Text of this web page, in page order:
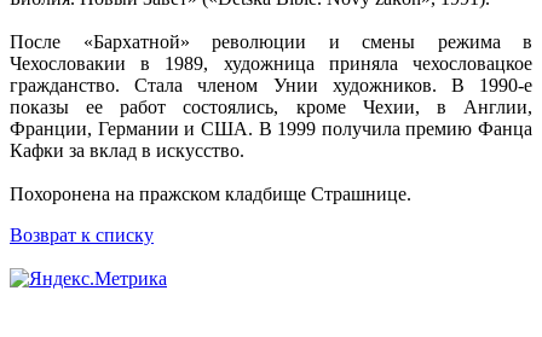
После «Бархатной» революции и смены режима в
Чехословакии в 1989, художница приняла чехословацкое
гражданство. Стала членом Унии художников. В 1990-е
показы ее работ состоялись, кроме Чехии, в Англии,
Франции, Германии и США. В 1999 получила премию Фанца
Кафки за вклад в искусство.
Похоронена на пражском кладбище Страшнице.
Возврат к списку